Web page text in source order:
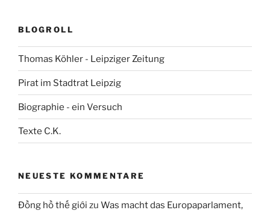
BLOGROLL
Thomas Köhler - Leipziger Zeitung
Pirat im Stadtrat Leipzig
Biographie - ein Versuch
Texte C.K.
NEUESTE KOMMENTARE
Đồng hồ thế giới zu Was macht das Europaparlament,